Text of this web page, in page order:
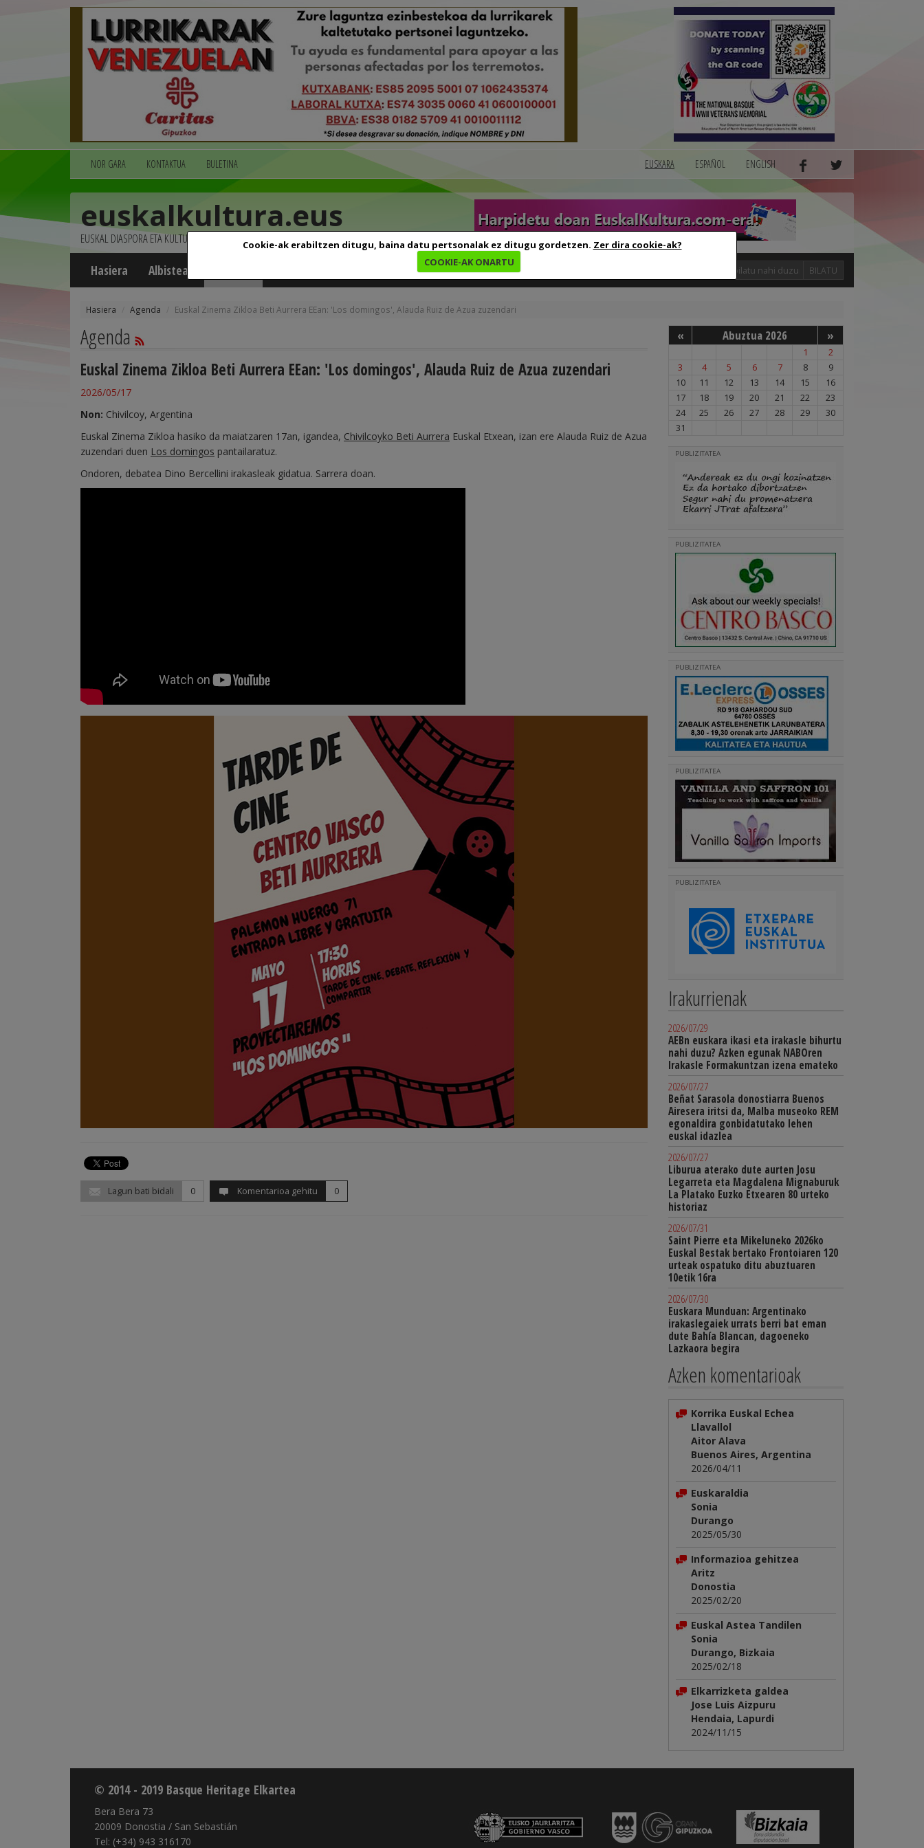
Cookie-ak erabiltzen ditugu, baina datu pertsonalak ez ditugu gordetzen. Zer dira cookie-ak?
COOKIE-AK ONARTU
NOR GARA KONTAKTUA BULETINA EUSKARA ESPAÑOL ENGLISH
euskalkultura.eus
EUSKAL DIASPORA ETA KULTURA
Hasiera Albisteak Euskara ikasten BILATU
Hasiera Agenda Euskal Zinema Zikloa Beti Aurrera EEan: 'Los domingos', Alauda Ruiz de Azua zuzendari
Agenda
Euskal Zinema Zikloa Beti Aurrera EEan: 'Los domingos', Alauda Ruiz de Azua zuzendari
2026/05/17
Non: Chivilcoy, Argentina
Euskal Zinema Zikloa hasiko da maiatzaren 17an, igandea, Chivilcoyko Beti Aurrera Euskal Etxean, izan ere Alauda Ruiz de Azua
zuzendari duen Los domingos pantailaratuz.
Ondoren, debatea Dino Bercellini irakasleak gidatua. Sarrera doan.
Lagun bati bidali 0 Komentarioa gehitu 0
« Abuztua 2026 »
1
2
3
4 5 6 7 8
9
10
11 12 13 14 15
16
17
18 19 20 21 22
23
24
25 26 27 28 29
30
31
PUBLIZITATEA
PUBLIZITATEA
PUBLIZITATEA
PUBLIZITATEA
PUBLIZITATEA
Irakurrienak
2026/07/29
AEBn euskara ikasi eta irakasle bihurtu
nahi duzu? Azken egunak NABOren
Irakasle Formakuntzan izena emateko
2026/07/27
Beñat Sarasola donostiarra Buenos
Airesera iritsi da, Malba museoko REM
egonaldira gonbidatutako lehen
euskal idazlea
2026/07/27
Liburua aterako dute aurten Josu
Legarreta eta Magdalena Mignaburuk
La Platako Euzko Etxearen 80 urteko
historiaz
2026/07/31
Saint Pierre eta Mikeluneko 2026ko
Euskal Bestak bertako Frontoiaren 120
urteak ospatuko ditu abuztuaren
10etik 16ra
2026/07/30
Euskara Munduan: Argentinako
irakaslegaiek urrats berri bat eman
dute Bahía Blancan, dagoeneko
Lazkaora begira
Azken komentarioak
Korrika Euskal Echea
Llavallol
Aitor Alava
Buenos Aires, Argentina
2026/04/11
Euskaraldia
Sonia
Durango
2025/05/30
Informazioa gehitzea
Aritz
Donostia
2025/02/20
Euskal Astea Tandilen
Sonia
Durango, Bizkaia
2025/02/18
Elkarrizketa galdea
Jose Luis Aizpuru
Hendaia, Lapurdi
2024/11/15
© 2014 - 2019 Basque Heritage Elkartea
Bera Bera 73
20009 Donostia / San Sebastián
Tel: (+34) 943 316170